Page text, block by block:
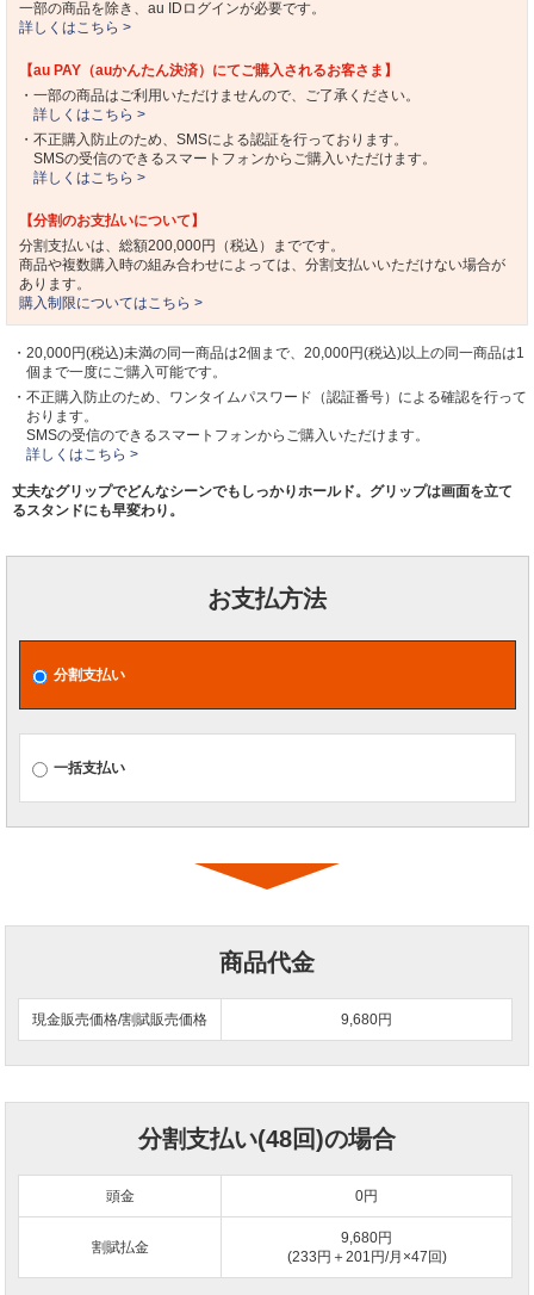
一部の商品を除き、au IDログインが必要です。
詳しくはこちら >
【au PAY（auかんたん決済）にてご購入されるお客さま】
・一部の商品はご利用いただけませんので、ご了承ください。
詳しくはこちら >
・不正購入防止のため、SMSによる認証を行っております。
SMSの受信のできるスマートフォンからご購入いただけます。
詳しくはこちら >
【分割のお支払いについて】
分割支払いは、総額200,000円（税込）までです。
商品や複数購入時の組み合わせによっては、分割支払いいただけない場合が
あります。
購入制限についてはこちら >
・20,000円(税込)未満の同一商品は2個まで、20,000円(税込)以上の同一商品は1
個まで一度にご購入可能です。
・不正購入防止のため、ワンタイムパスワード（認証番号）による確認を行って
おります。
SMSの受信のできるスマートフォンからご購入いただけます。
詳しくはこちら >
丈夫なグリップでどんなシーンでもしっかりホールド。グリップは画面を立て
るスタンドにも早変わり。
お支払方法
分割支払い
一括支払い
商品代金
現金販売価格/割賦販売価格 9,680円
分割支払い(48回)の場合
頭金 0円
割賦払金
9,680円
(233円＋201円/月×47回)